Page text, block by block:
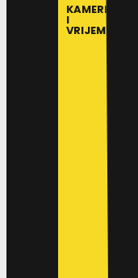
KAMERE
I
VRIJEME